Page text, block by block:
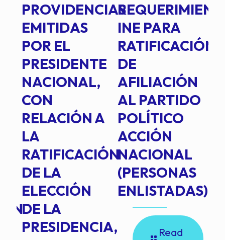
PROVIDENCIAS
EMITIDAS
POR EL
PRESIDENTE
NACIONAL,
CON
RELACIÓN A
LA
RATIFICACIÓN
DE LA
ELECCIÓN
DE LA
PRESIDENCIA,
INE PARA
RATIFICACIÓN
DE
AFILIACIÓN
AL PARTIDO
POLÍTICO
ACCIÓN
NACIONAL
(PERSONAS
ENLISTADAS)
Read